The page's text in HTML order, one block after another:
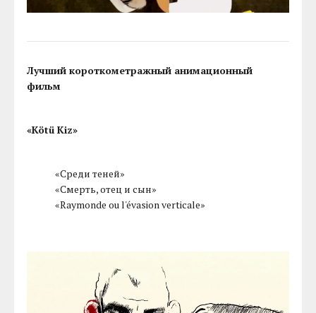
Лучший короткометражный анимационный
фильм
«Kötü Kiz»
«Среди теней»
«Смерть, отец и сын»
«Raymonde ou l'évasion verticale»